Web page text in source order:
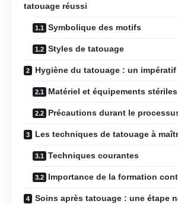
tatouage réussi
Symbolique des motifs
Styles de tatouage
Hygiène du tatouage : un
Matériel et équipements stériles
Précautions durant le
Les techniques de tatouage à
Techniques courantes
Importance de la formation
Soins après tatouage : une étape